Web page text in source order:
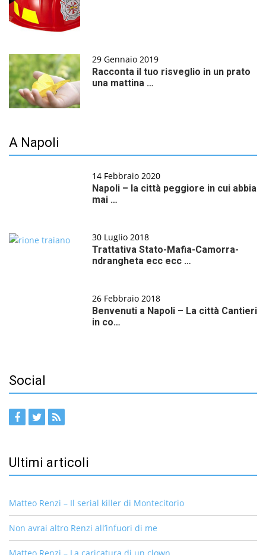
29 Gennaio 2019
Racconta il tuo risveglio in un prato
una mattina …
A Napoli
14 Febbraio 2020
Napoli – la città peggiore in cui abbia
mai …
30 Luglio 2018
Trattativa Stato-Mafia-Camorra-
ndrangheta ecc ecc …
26 Febbraio 2018
Benvenuti a Napoli – La città Cantieri
in co…
Social
Ultimi articoli
Matteo Renzi – Il serial killer di Montecitorio
Non avrai altro Renzi all’infuori di me